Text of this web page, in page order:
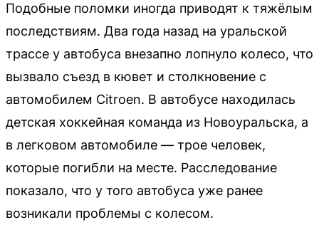
Подобные поломки иногда приводят к тяжёлым
последствиям. Два года назад на уральской
трассе у автобуса внезапно лопнуло колесо, что
вызвало съезд в кювет и столкновение с
автомобилем Citroen. В автобусе находилась
детская хоккейная команда из Новоуральска, а
в легковом автомобиле — трое человек,
которые погибли на месте. Расследование
показало, что у того автобуса уже ранее
возникали проблемы с колесом.